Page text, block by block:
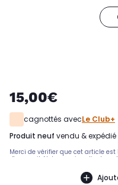
15,00€
cagnottés avecLe Club+
produit neuf vendu &
Merci de vérifier que cet article
d'appareil. Notre service client